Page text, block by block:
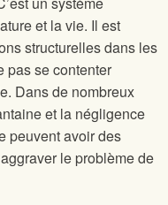
et la vie. Il est
structurelles dans les
pas se contenter
Dans de nombreux
et la négligence
peuvent avoir des
le problème de